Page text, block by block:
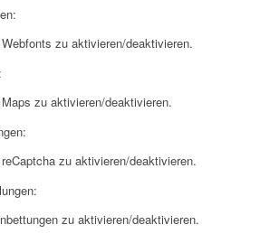
zu aktivieren/deaktivieren.
zu aktivieren/deaktivieren.
zu aktivieren/deaktivieren.
zu aktivieren/deaktivieren.